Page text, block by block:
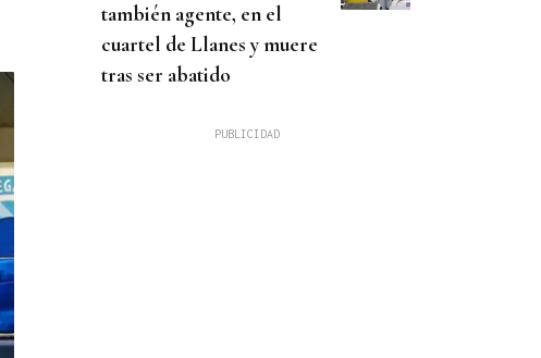
también agente, en el
cuartel de Llanes y muere
tras ser abatido